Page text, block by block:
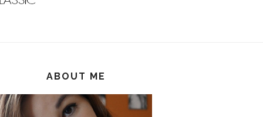
ABOUT ME